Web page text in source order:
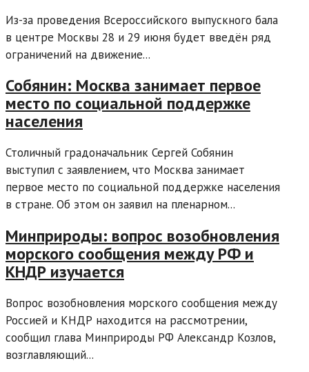
Из-за проведения Всероссийского выпускного бала
в центре Москвы 28 и 29 июня будет введён ряд
ограничений на движение...
Собянин: Москва занимает первое
место по социальной поддержке
населения
Столичный градоначальник Сергей Собянин
выступил с заявлением, что Москва занимает
первое место по социальной поддержке населения
в стране. Об этом он заявил на пленарном...
Минприроды: вопрос возобновления
морского сообщения между РФ и
КНДР изучается
Вопрос возобновления морского сообщения между
Россией и КНДР находится на рассмотрении,
сообщил глава Минприроды РФ Александр Козлов,
возглавляющий...